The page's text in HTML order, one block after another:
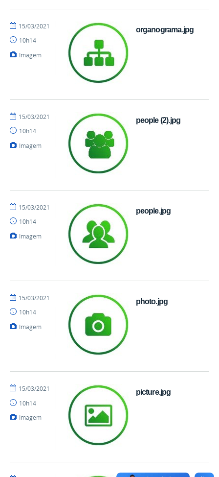
organograma.jpg
por
publicado
15/03/2021
10h14
Imagem
people (2).jpg
por
publicado
15/03/2021
10h14
Imagem
people.jpg
por
publicado
15/03/2021
10h14
Imagem
photo.jpg
por
publicado
15/03/2021
10h14
Imagem
picture.jpg
por
publicado
15/03/2021
10h14
Imagem